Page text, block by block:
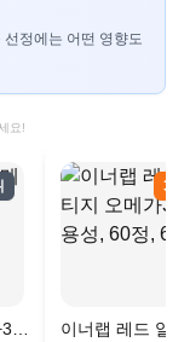
정에는 어떤 영향도
요!
3위
이너랩 레드 알